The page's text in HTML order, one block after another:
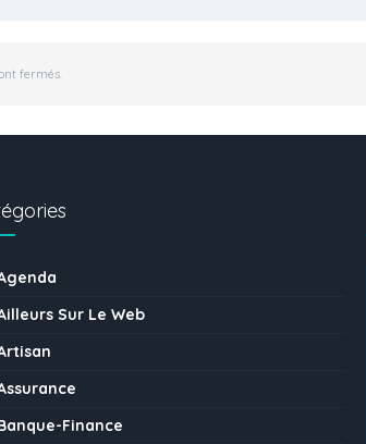
fermés.
Sur Le Web
Finance